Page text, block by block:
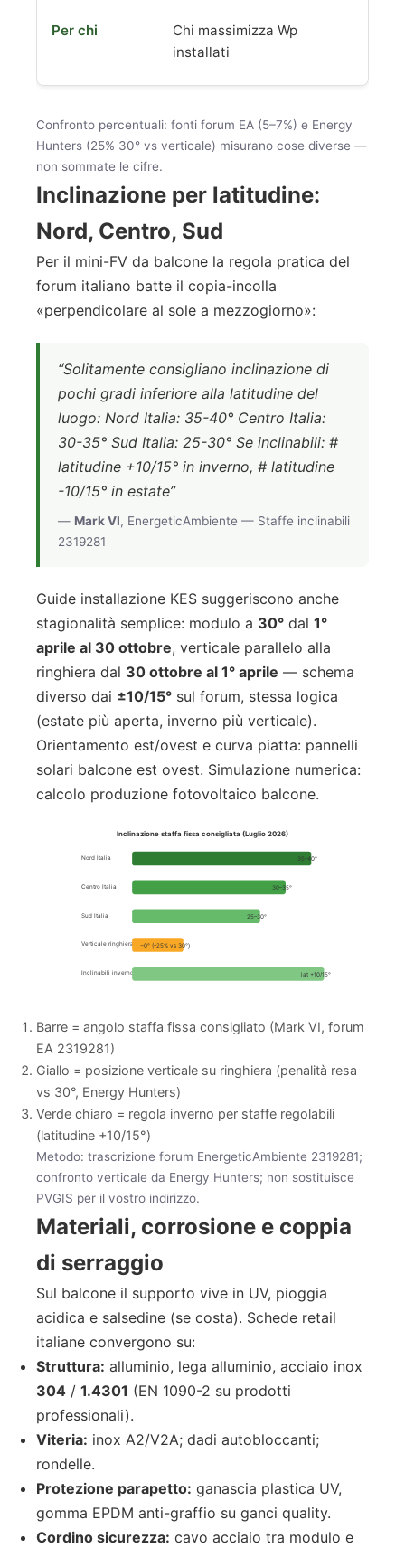
Chi massimizza Wp
installati
Confronto percentuali: fonti forum EA (5–7%) e Energy
Hunters (25% 30° vs verticale) misurano cose diverse —
non sommate le cifre.
Inclinazione per latitudine:
Nord, Centro, Sud
Per il mini-FV da balcone la regola pratica del
forum italiano batte il copia-incolla
«perpendicolare al sole a mezzogiorno»:
“Solitamente consigliano inclinazione di
pochi gradi inferiore alla latitudine del
luogo: Nord Italia: 35-40° Centro Italia:
30-35° Sud Italia: 25-30° Se inclinabili: #
latitudine +10/15° in inverno, # latitudine
-10/15° in estate”
— Mark VI, EnergeticAmbiente — Staffe inclinabili
2319281
Guide installazione KES suggeriscono anche
stagionalità semplice: modulo a 30° dal 1°
aprile al 30 ottobre, verticale parallelo alla
ringhiera dal 30 ottobre al 1° aprile — schema
diverso dai ±10/15° sul forum, stessa logica
(estate più aperta, inverno più verticale).
Orientamento est/ovest e curva piatta: pannelli
solari balcone est ovest. Simulazione numerica:
calcolo produzione fotovoltaico balcone.
Inclinazione staffa fissa consigliata (Luglio 2026)
Nord Italia 35–40°
Centro Italia 30–35°
Sud Italia 25–30°
Verticale ringhiera ~0° (–25% vs 30°)
Inclinabili inverno lat +10/15°
Barre = angolo staffa fissa consigliato (Mark VI, forum
EA 2319281)
Giallo = posizione verticale su ringhiera (penalità resa
vs 30°, Energy Hunters)
Verde chiaro = regola inverno per staffe regolabili
(latitudine +10/15°)
Metodo: trascrizione forum EnergeticAmbiente 2319281;
confronto verticale da Energy Hunters; non sostituisce
PVGIS per il vostro indirizzo.
Materiali, corrosione e coppia
di serraggio
Sul balcone il supporto vive in UV, pioggia
acidica e salsedine (se costa). Schede retail
italiane convergono su:
Struttura: alluminio, lega alluminio, acciaio inox
304 / 1.4301 (EN 1090-2 su prodotti
professionali).
Viteria: inox A2/V2A; dadi autobloccanti;
rondelle.
Protezione parapetto: ganascia plastica UV,
gomma EPDM anti-graffio su ganci quality.
Cordino sicurezza: cavo acciaio tra modulo e